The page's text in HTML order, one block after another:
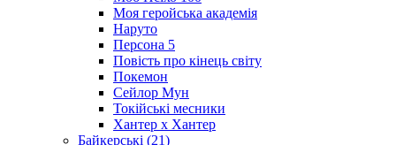
Моя геройська академія
Наруто
Персона 5
Повість про кінець світу
Покемон
Сейлор Мун
Токійські месники
Хантер х Хантер
Байкерські (21)